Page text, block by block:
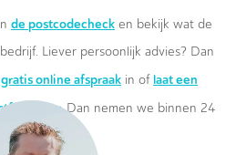
de postcodecheck en bekijk wat de
Liever persoonlijk advies? Dan
online afspraak in of laat een
Dan nemen we binnen 24